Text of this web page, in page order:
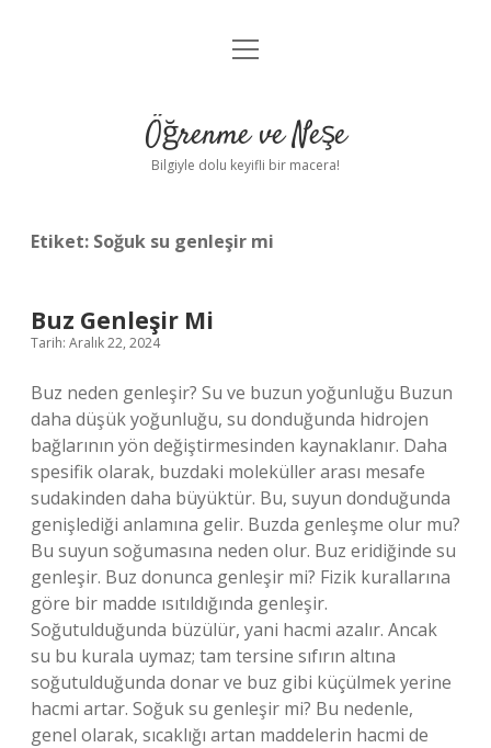
Anasayfa
Yasal Uyarı
menüyü
Öğrenme ve Neşe
Bilgiyle dolu keyifli bir macera!
Etiket: Soğuk su genleşir mi
Buz Genleşir Mi
Tarih: Aralık 22, 2024
Buz neden genleşir? Su ve buzun yoğunluğu Buzun
daha düşük yoğunluğu, su donduğunda hidrojen
bağlarının yön değiştirmesinden kaynaklanır. Daha
spesifik olarak, buzdaki moleküller arası mesafe
sudakinden daha büyüktür. Bu, suyun donduğunda
genişlediği anlamına gelir. Buzda genleşme olur mu?
Bu suyun soğumasına neden olur. Buz eridiğinde su
genleşir. Buz donunca genleşir mi? Fizik kurallarına
göre bir madde ısıtıldığında genleşir.
Soğutulduğunda büzülür, yani hacmi azalır. Ancak
su bu kurala uymaz; tam tersine sıfırın altına
soğutulduğunda donar ve buz gibi küçülmek yerine
hacmi artar. Soğuk su genleşir mi? Bu nedenle,
genel olarak, sıcaklığı artan maddelerin hacmi de